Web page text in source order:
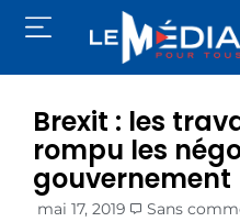
Brexit : les
rompu les
gouvernement
mai 17, 2019 Sans